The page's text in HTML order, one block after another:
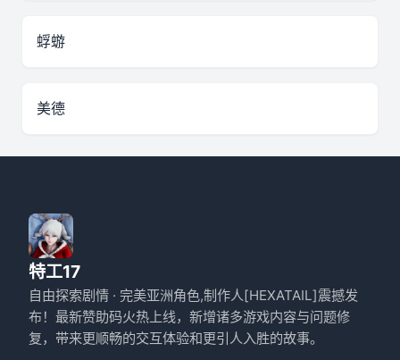
蜉蝣
美德
特工17
自由探索剧情 · 完美亚洲角色,制作人[HEXATAIL]震撼发
布！最新赞助码火热上线，新增诸多游戏内容与问题修
复，带来更顺畅的交互体验和更引人入胜的故事。